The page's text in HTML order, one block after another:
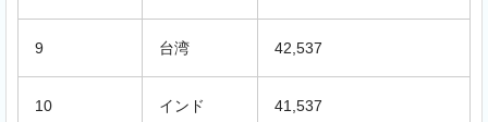
9 台湾 42,537
10 インド 41,537